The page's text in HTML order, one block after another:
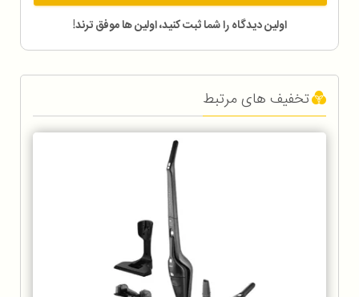
اولین دیدگاه را شما ثبت کنید، اولین ها موفق ترند!
تخفیف های مرتبط